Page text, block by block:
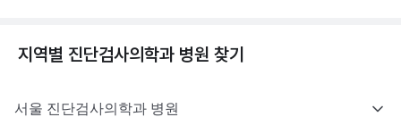
지역별 진단검사의학과 병원 찾기
서울 진단검사의학과 병원